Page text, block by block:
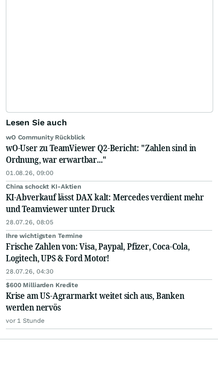
Lesen Sie auch
wO Community Rückblick
wO-User zu TeamViewer Q2-Bericht: "Zahlen sind in
Ordnung, war erwartbar..."
01.08.26, 09:00
China schockt KI-Aktien
KI-Abverkauf lässt DAX kalt: Mercedes verdient mehr
und Teamviewer unter Druck
28.07.26, 08:05
Ihre wichtigsten Termine
Frische Zahlen von: Visa, Paypal, Pfizer, Coca-Cola,
Logitech, UPS & Ford Motor!
28.07.26, 04:30
$600 Milliarden Kredite
Krise am US-Agrarmarkt weitet sich aus, Banken
werden nervös
vor 1 Stunde